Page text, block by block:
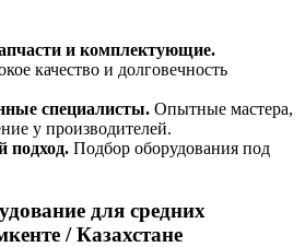
и комплектующие.
качество и долговечность
специалисты. Опытные мастера,
у производителей.
подход. Подбор оборудования под
для средних
/ Казахстане